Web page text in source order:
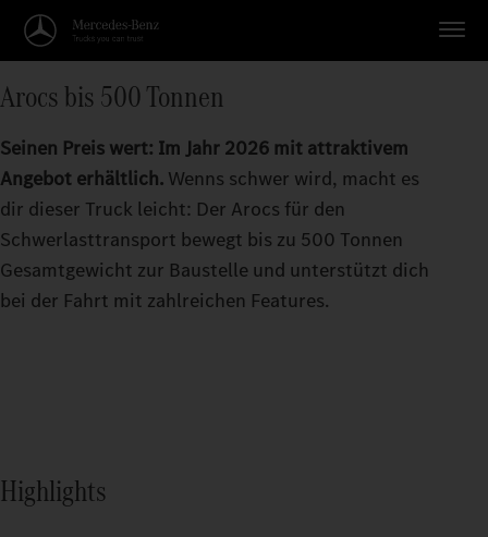
Arocs bis 500 Tonnen
Seinen Preis wert: Im Jahr 2026 mit attraktivem
Angebot erhältlich. Wenns schwer wird, macht es
dir dieser Truck leicht: Der Arocs für den
Schwerlasttransport bewegt bis zu 500 Tonnen
Gesamtgewicht zur Baustelle und unterstützt dich
bei der Fahrt mit zahlreichen Features.
Highlights